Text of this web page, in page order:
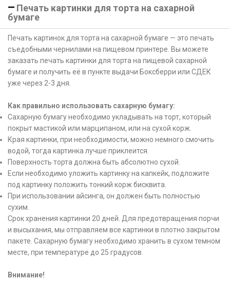
Печать картинки для торта на сахарной
бумаге
Печать картинок для торта на сахарной бумаге — это печать
съедобными чернилами на пищевом принтере. Вы можете
заказать печать картинки для торта на пищевой сахарной
бумаге и получить её в пункте выдачи Боксберри или СДЕК
уже через 2-3 дня.
Как правильно использовать сахарную бумагу:
Сахарную бумагу необходимо укладывать на торт, который
покрыт мастикой или марципаном, или на сухой корж.
Края картинки, при необходимости, можно немного смочить
водой, тогда картинка лучше приклеится.
Поверхность торта должна быть абсолютно сухой.
Если необходимо уложить картинку на капкейк, подложите
под картинку положить тонкий корж бисквита.
При использовании айсинга, он должен быть полностью
сухим.
Срок хранения картинки 20 дней. Для предотвращения порчи
и высыхания, мы отправляем все картинки в плотно закрытом
пакете. Сахарную бумагу необходимо хранить в сухом темном
месте, при температуре до 25 градусов.
Внимание!